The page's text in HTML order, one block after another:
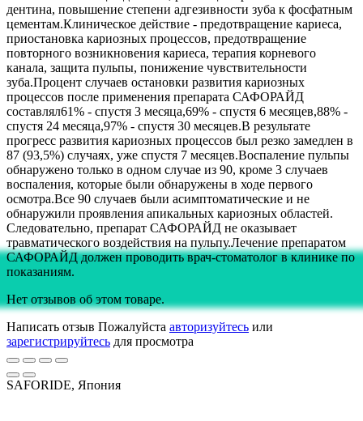
дентина, повышение степени адгезивности зуба к фосфатным
цементам.Клиническое действие - предотвращение кариеса,
приостановка кариозных процессов, предотвращение
повторного возникновения кариеса, терапия корневого
канала, защита пульпы, понижение чувствительности
зуба.Процент случаев остановки развития кариозных
процессов после применения препарата САФОРАЙД
составлял61% - спустя 3 месяца,69% - спустя 6 месяцев,88% -
спустя 24 месяца,97% - спустя 30 месяцев.В результате
прогресс развития кариозных процессов был резко замедлен в
87 (93,5%) случаях, уже спустя 7 месяцев.Воспаление пульпы
обнаружено только в одном случае из 90, кроме 3 случаев
воспаления, которые были обнаружены в ходе первого
осмотра.Все 90 случаев были асимптоматические и не
обнаружили проявления апикальных кариозных областей.
Следовательно, препарат САФОРАЙД не оказывает
травматического воздействия на пульпу.Лечение препаратом
САФОРАЙД должен проводить врач-стоматолог в клинике по
показаниям.
Нет отзывов об этом товаре.
Написать отзыв Пожалуйста авторизуйтесь или
зарегистрируйтесь для просмотра
SAFORIDE, Япония